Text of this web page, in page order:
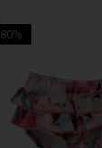
80%